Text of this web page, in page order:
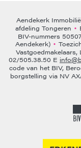
Aendekerk
afdeling Tongeren •
BIV-nummers
Aendekerk) •
02/505.38.50 E
code van het BIV,
borgstelling via NV